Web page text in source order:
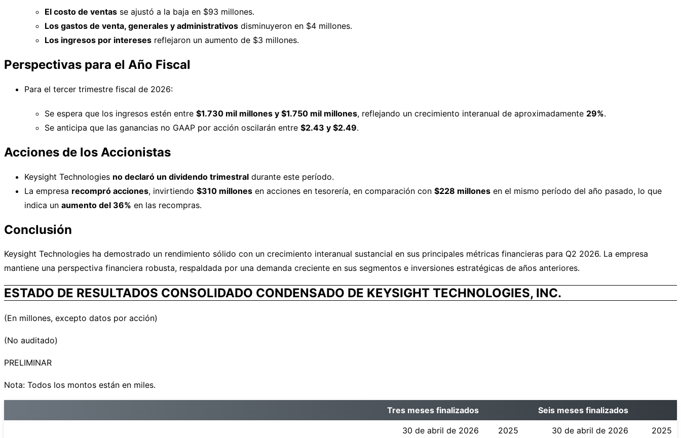
El costo de ventas se ajustó a la baja en $93 millones.
Los gastos de venta, generales y administrativos disminuyeron en $4 millones.
Los ingresos por intereses reflejaron un aumento de $3 millones.
Perspectivas para el Año Fiscal
Para el tercer trimestre fiscal de 2026:
Se espera que los ingresos estén entre $1.730 mil millones y $1.750 mil millones, reflejando un crecimiento interanual de aproximadamente 29%.
Se anticipa que las ganancias no GAAP por acción oscilarán entre $2.43 y $2.49.
Acciones de los Accionistas
Keysight Technologies no declaró un dividendo trimestral durante este período.
La empresa recompró acciones, invirtiendo $310 millones en acciones en tesorería, en comparación con $228 millones en el mismo período del año pasado, lo que
indica un aumento del 36% en las recompras.
Conclusión
Keysight Technologies ha demostrado un rendimiento sólido con un crecimiento interanual sustancial en sus principales métricas financieras para Q2 2026. La empresa
mantiene una perspectiva financiera robusta, respaldada por una demanda creciente en sus segmentos e inversiones estratégicas de años anteriores.
ESTADO DE RESULTADOS CONSOLIDADO CONDENSADO DE KEYSIGHT TECHNOLOGIES, INC.
(En millones, excepto datos por acción)
(No auditado)
PRELIMINAR
Nota: Todos los montos están en miles.
Tres meses finalizados
Seis meses finalizados
30 de abril de 2026
2025 30 de abril de 2026
2025